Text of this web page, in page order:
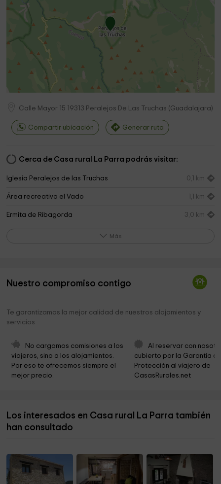
Calle Mayor 15 19313 Peralejos De Las Truchas (Guadalajara)
Compartir ubicación Generar ruta
Cerca de Casa rural La Parra podrás visitar:
Iglesia Peralejos de las Truchas 0,1 km
Área recreativa el Vado 1,1 km
Ermita de Ribagorda 3,0 km
Iglesia de Megina 6,2 km
Iglesia Cueva del Hierro
Centro de Interpretación de la Minería
Cueva Del Hierro
Iglesia de Masegosa 11,1 km
Ermita de los Remedios 11,4 km
Más
Nuestro compromiso contigo
Te garantizamos la mejor calidad de nuestros alojamientos y
servicios
No cargamos comisiones a los
viajeros, sino a los alojamientos.
Por eso te ofrecemos siempre el
mejor precio.
Al reservar con
cubierto por la Garantía
Protección al viajero de
CasasRurales.net
Los interesados en Casa rural La Parra también
han consultado